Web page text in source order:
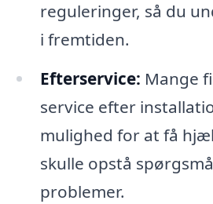
reguleringer, så du
i fremtiden.
Efterservice: Mange
service efter
mulighed for at få
skulle opstå
problemer.